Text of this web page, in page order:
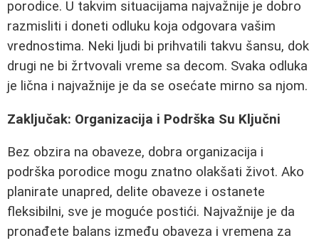
porodice. U takvim situacijama najvažnije je dobro
razmisliti i doneti odluku koja odgovara vašim
vrednostima. Neki ljudi bi prihvatili takvu šansu, dok
drugi ne bi žrtvovali vreme sa decom. Svaka odluka
je lična i najvažnije je da se osećate mirno sa njom.
Zaključak: Organizacija i Podrška Su Ključni
Bez obzira na obaveze, dobra organizacija i
podrška porodice mogu znatno olakšati život. Ako
planirate unapred, delite obaveze i ostanete
fleksibilni, sve je moguće postići. Najvažnije je da
pronađete balans između obaveza i vremena za